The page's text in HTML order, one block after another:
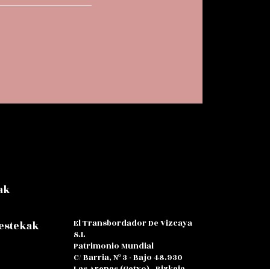
El Transbordador De Vizcaya
S.L
Patrimonio Mundial
C/ Barria, Nº 3 - Bajo 48.930